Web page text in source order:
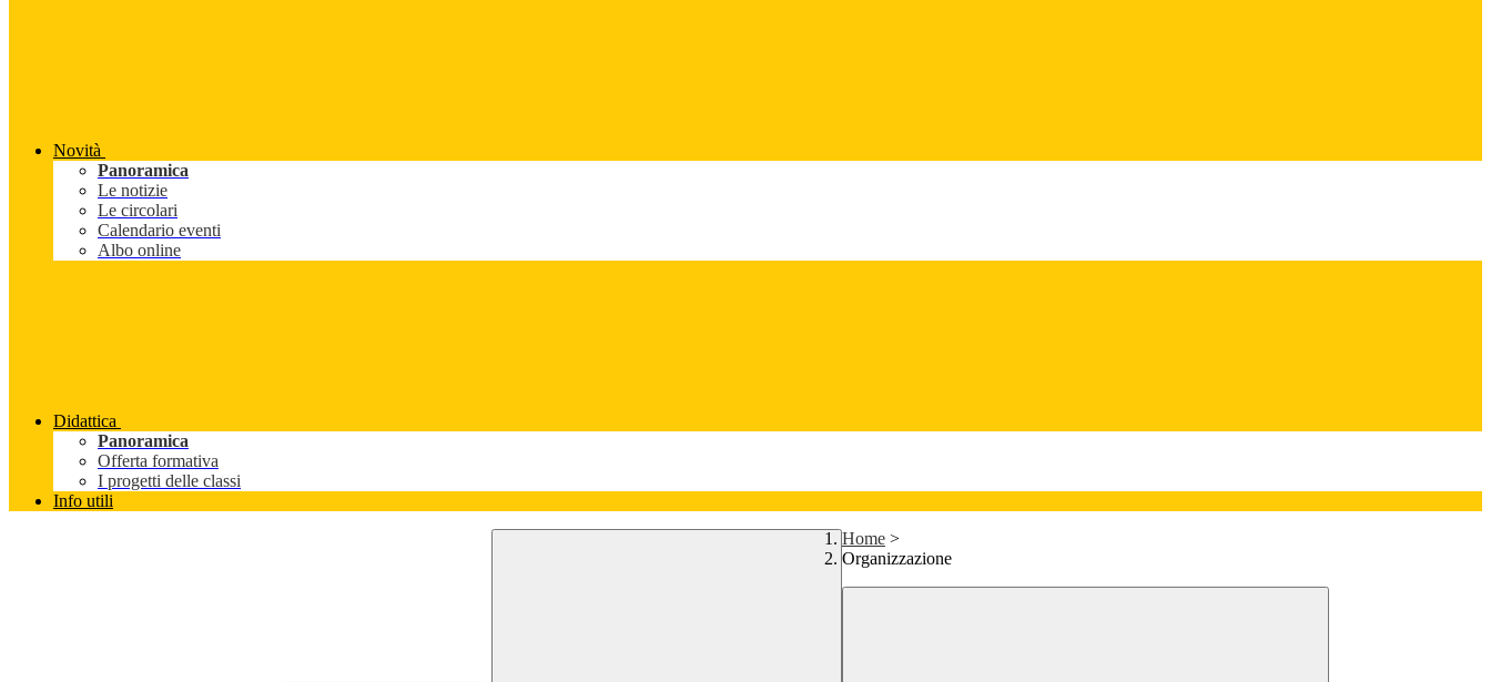
Novità
Panoramica
Le notizie
Le circolari
Calendario eventi
Albo online
Didattica
Panoramica
Offerta formativa
I progetti delle classi
Info utili
Home >
Organizzazione